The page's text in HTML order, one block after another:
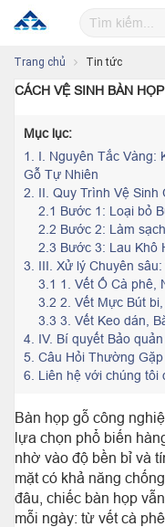
Trang chủ Tin tức
CÁCH VỆ SINH BÀN
Mục lục:
1.
I. Nguyên Tắc Vàng:
Gỗ Tự Nhiên
2.
II. Quy Trình Vệ
2.1 Bước 1: Loại bỏ
2.2 Bước 2: Làm
2.3 Bước 3: Lau Khô
3.
III. Xử lý Chuyên
3.1 1. Vết Ố Cà phê,
3.2 2. Vết Mực Bút
3.3 3. Vết Keo dán,
4.
IV. Bí quyết Bảo
5. Câu Hỏi Thường
6.
Liên hệ với chúng
Bàn họp gỗ công
lựa chọn phổ biến
nhờ vào độ bền bỉ và
mặt có khả năng
đâu, chiếc bàn họp
mỗi ngày: từ vết cà